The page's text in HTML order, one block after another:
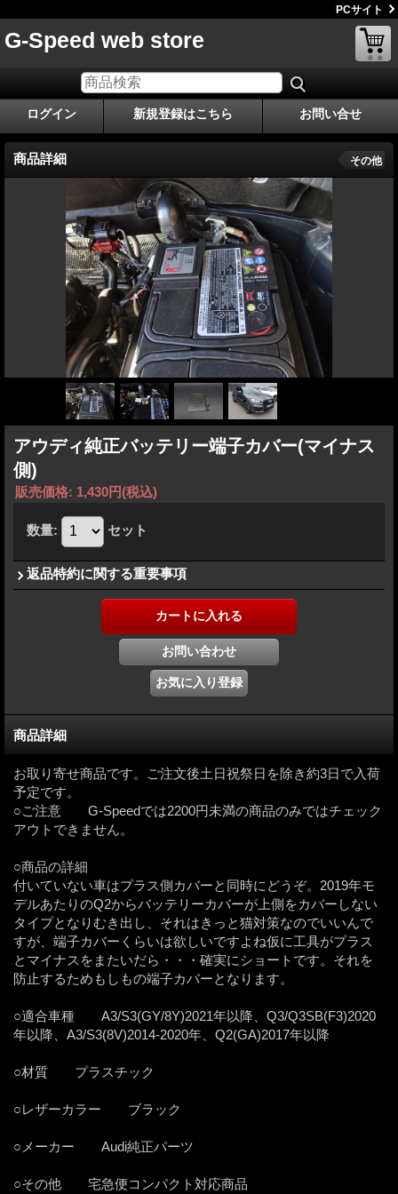
PCサイト
G-Speed web store
ログイン 新規登録はこちら お問い合せ
商品詳細 その他
アウディ純正バッテリー端子カバー(マイナス
側)
販売価格: 1,430円(税込)
数量: セット
返品特約に関する重要事項
商品詳細
お取り寄せ商品です。ご注文後土日祝祭日を除き約3日で入荷
予定です。
○ご注意 G-Speedでは2200円未満の商品のみではチェック
アウトできません。
○商品の詳細
付いていない車はプラス側カバーと同時にどうぞ。2019年モ
デルあたりのQ2からバッテリーカバーが上側をカバーしない
タイプとなりむき出し、それはきっと猫対策なのでいいんで
すが、端子カバーくらいは欲しいですよね仮に工具がプラス
とマイナスをまたいだら・・・確実にショートです。それを
防止するためもしもの端子カバーとなります。
○適合車種 A3/S3(GY/8Y)2021年以降、Q3/Q3SB(F3)2020
年以降、A3/S3(8V)2014-2020年、Q2(GA)2017年以降
○材質 プラスチック
○レザーカラー ブラック
○メーカー Audi純正パーツ
○その他 宅急便コンパクト対応商品